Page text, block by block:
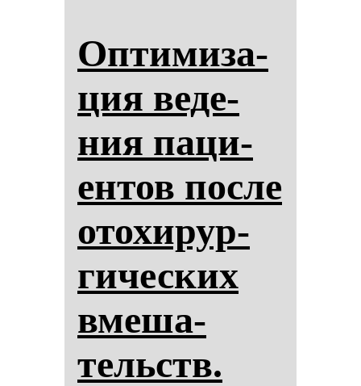
Оп­ти­ми­за­
ция ве­де­
ния па­ци­
ен­тов пос­ле
ото­хи­рур­
ги­чес­ких
вме­ша­
тельств.